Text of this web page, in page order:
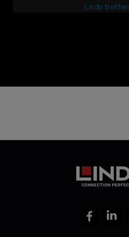
Lindy treffen
FacebookLinkedIn